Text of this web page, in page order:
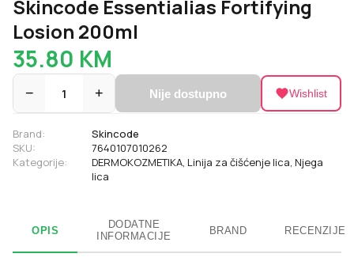
Skincode Essentialias Fortifying
Losion 200ml
35.80 KM
− 1 + Nije dostupno Wishlist
Brand:
Skincode
SKU:
7640107010262
Kategorije:
DERMOKOZMETIKA, Linija za čišćenje lica, Njega
lica
OPIS
DODATNE
INFORMACIJE
BRAND RECENZIJE